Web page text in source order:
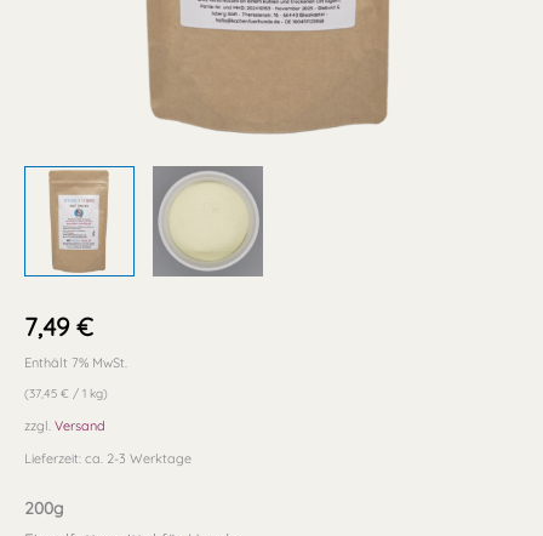
7,49€
Enthält 7% MwSt.
(37,45 € / 1 kg)
zzgl. Versand
Lieferzeit: ca. 2-3 Werktage
200g